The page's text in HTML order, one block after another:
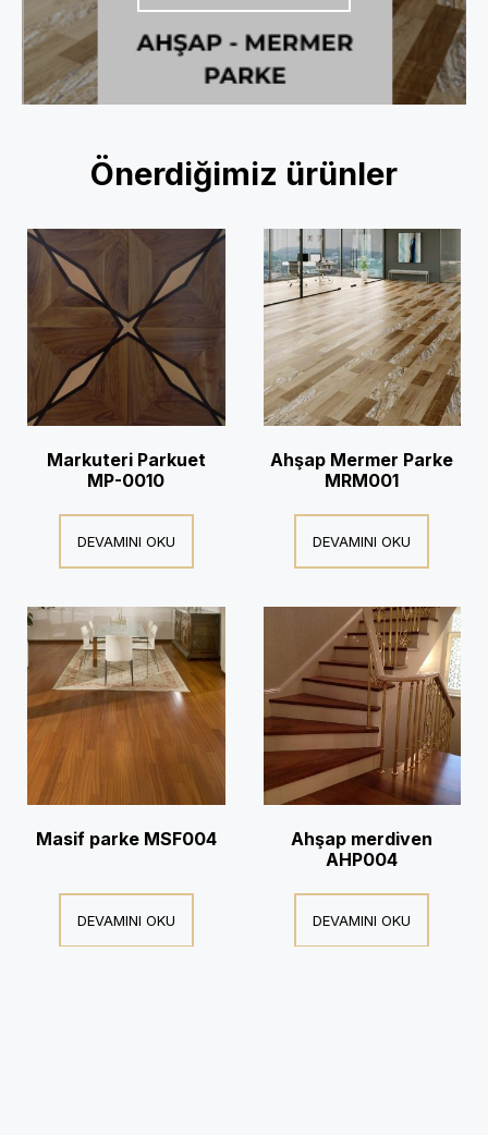
Önerdiğimiz ürünler
Markuteri Parkuet
MP-0010
DEVAMINI OKU
Ahşap Mermer Parke
MRM001
DEVAMINI OKU
Masif parke MSF004
DEVAMINI OKU
Ahşap merdiven
AHP004
DEVAMINI OKU